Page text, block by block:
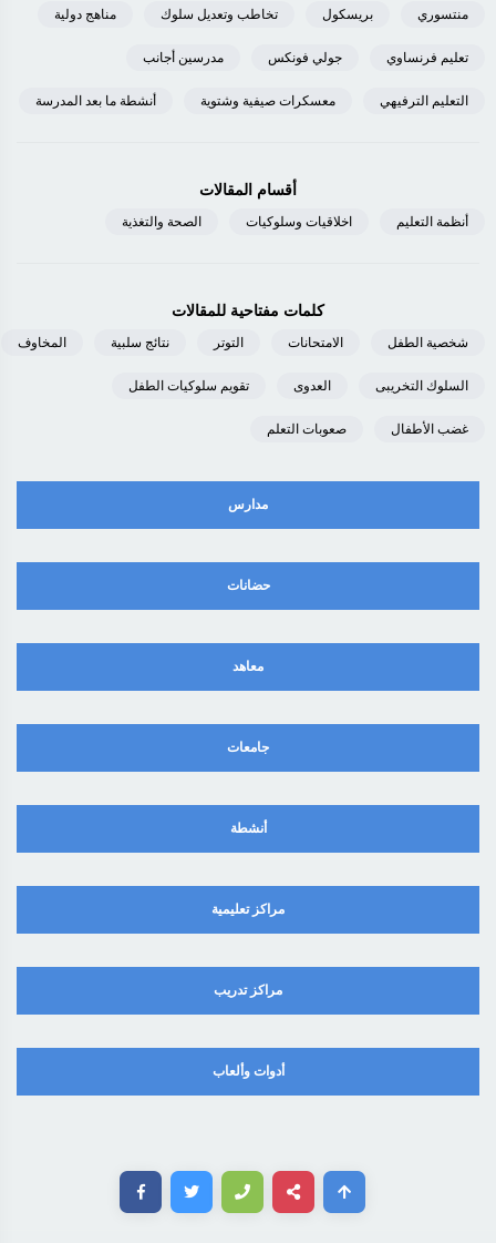
منتسوري بريسكول تخاطب وتعديل سلوك مناهج دولية
تعليم فرنساوي جولي فونكس مدرسين أجانب
التعليم الترفيهي معسكرات صيفية وشتوية أنشطة ما بعد المدرسة
أقسام المقالات
أنظمة التعليم اخلاقيات وسلوكيات الصحة والتغذية
كلمات مفتاحية للمقالات
شخصية الطفل الامتحانات التوتر نتائج سلبية المخاوف
السلوك التخريبى العدوى تقويم سلوكيات الطفل
غضب الأطفال صعوبات التعلم
مدارس
حضانات
معاهد
جامعات
أنشطة
مراكز تعليمية
مراكز تدريب
أدوات وألعاب